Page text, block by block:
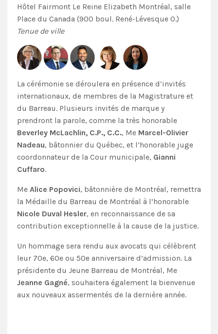
Hôtel Fairmont Le Reine Elizabeth Montréal, salle
Place du Canada (900 boul. René-Lévesque O.)
Tenue de ville
La cérémonie se déroulera en présence d’invités
internationaux, de membres de la Magistrature et
du Barreau. Plusieurs invités de marque y
prendront la parole, comme la très honorable
Beverley McLachlin, C.P., C.C., Me Marcel-Olivier
Nadeau, bâtonnier du Québec, et l’honorable juge
coordonnateur de la Cour municipale, Gianni
Cuffaro.
Me Alice Popovici, bâtonnière de Montréal, remettra
la Médaille du Barreau de Montréal à l’honorable
Nicole Duval Hesler, en reconnaissance de sa
contribution exceptionnelle à la cause de la justice.
Un hommage sera rendu aux avocats qui célèbrent
leur 70e, 60e ou 50e anniversaire d’admission. La
présidente du Jeune Barreau de Montréal, Me
Jeanne Gagné, souhaitera également la bienvenue
aux nouveaux assermentés de la dernière année.